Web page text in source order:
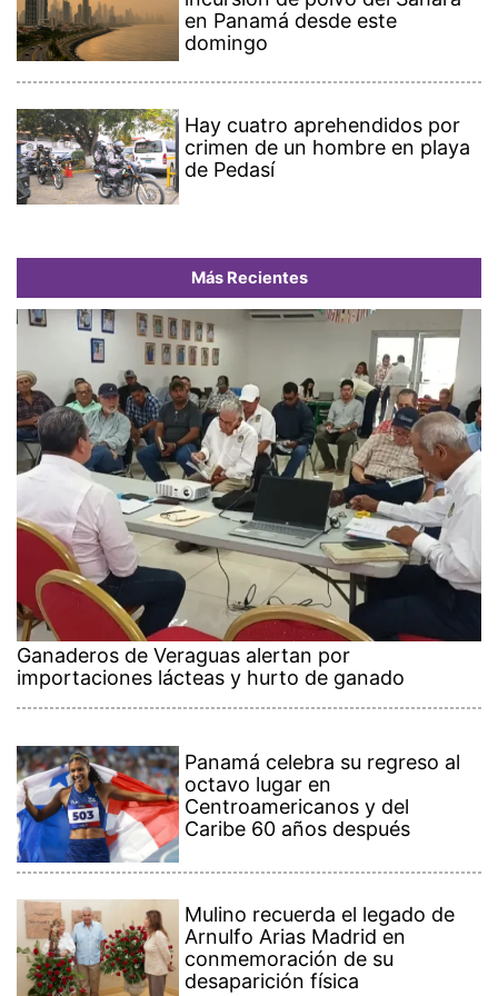
en Panamá desde este
domingo
Hay cuatro aprehendidos por
crimen de un hombre en playa
de Pedasí
Más Recientes
Ganaderos de Veraguas alertan por
importaciones lácteas y hurto de ganado
Panamá celebra su regreso al
octavo lugar en
Centroamericanos y del
Caribe 60 años después
Mulino recuerda el legado de
Arnulfo Arias Madrid en
conmemoración de su
desaparición física